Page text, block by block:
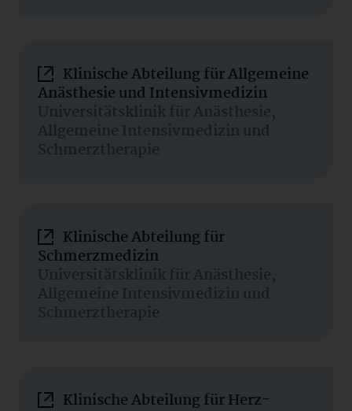
Klinische Abteilung für Allgemeine
Anästhesie und Intensivmedizin
Universitätsklinik für Anästhesie,
Allgemeine Intensivmedizin und
Schmerztherapie
Klinische Abteilung für
Schmerzmedizin
Universitätsklinik für Anästhesie,
Allgemeine Intensivmedizin und
Schmerztherapie
Klinische Abteilung für Herz-